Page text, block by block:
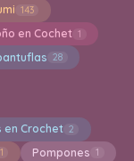
143
en Cochet 1
28
en Crochet 2
1 Pompones 1